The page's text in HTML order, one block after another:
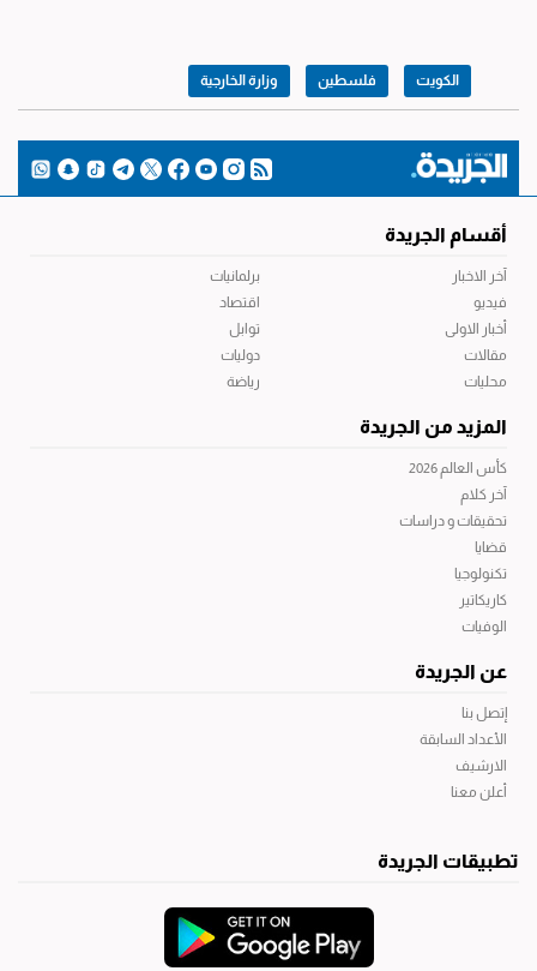
الكويت فلسطين وزارة الخارجية
أقسام الجريدة
آخر الاخبار
فيديو
أخبار الاولى
مقالات
محليات
برلمانيات
اقتصاد
توابل
دوليات
رياضة
المزيد من الجريدة
كأس العالم 2026
آخر كلام
تحقيقات و دراسات
قضايا
تكنولوجيا
كاريكاتير
الوفيات
عن الجريدة
إتصل بنا
الأعداد السابقة
الارشيف
أعلن معنا
تطبيقات الجريدة